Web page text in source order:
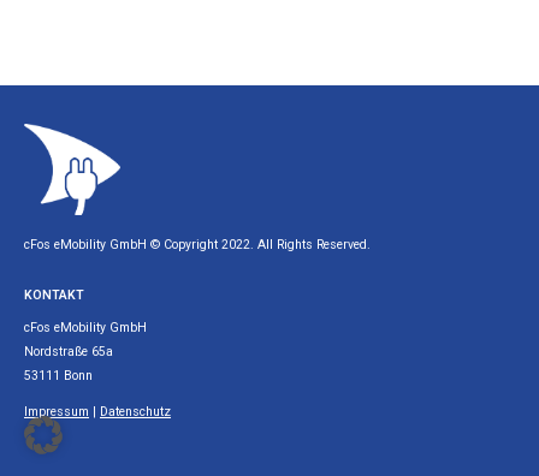
cFos eMobility GmbH © Copyright 2022. All Rights Reserved.
KONTAKT
cFos eMobility GmbH
Nordstraße 65a
53111 Bonn
Impressum Datenschutz